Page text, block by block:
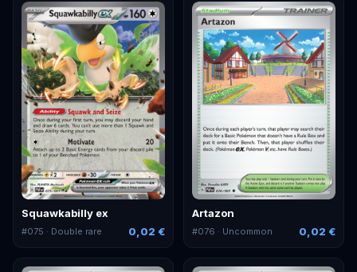
Squawkabilly ex
#075 · Double rare 0,02 €
Artazon
#076 · Uncommon 0,02 €